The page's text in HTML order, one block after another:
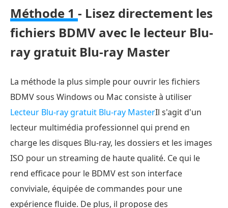
Méthode 1 - Lisez directement les
fichiers BDMV avec le lecteur Blu-
ray gratuit Blu-ray Master
La méthode la plus simple pour ouvrir les fichiers
BDMV sous Windows ou Mac consiste à utiliser
Lecteur Blu-ray gratuit Blu-ray MasterIl s'agit d'un
lecteur multimédia professionnel qui prend en
charge les disques Blu-ray, les dossiers et les images
ISO pour un streaming de haute qualité. Ce qui le
rend efficace pour le BDMV est son interface
conviviale, équipée de commandes pour une
expérience fluide. De plus, il propose des